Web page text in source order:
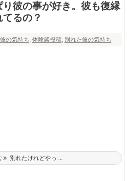
彼の事が好き。彼も復縁
るの？
の気持ち, 体験談投稿, 別れた彼の気持ち
別れたけれどやっ ...